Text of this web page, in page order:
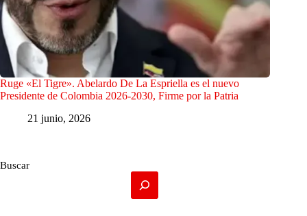
Ruge «El Tigre». Abelardo De La Espriella es el nuevo
Presidente de Colombia 2026-2030, Firme por la Patria
21 junio, 2026
Buscar